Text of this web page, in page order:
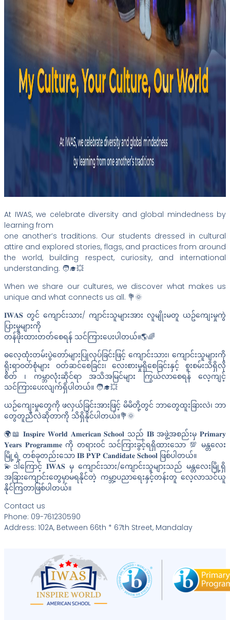
At IWAS, we celebrate diversity and global mindedness by
learning from
one another’s traditions. Our students dressed in cultural
attire and explored stories, flags, and practices from around
the world, building respect, curiosity, and international
understanding. 🧑‍🎓💥
When we share our cultures, we discover what makes us
unique and what connects us all. 💐🌞
𝐈𝐖𝐀𝐒 တွင် ကျောင်းသား/ ကျာင်းသူများအား လူမျိုးမတူ ယဥ်ကျေးမှုကွဲ
ပြားမှုများကို
တန်ဖိုးထားတတ်စေရန် သင်ကြားပေးပါတယ်။🌎🌈
ဓလေ့ထုံးတမ်းပွဲတော်များပြုလုပ်ခြင်းဖြင့် ကျောင်းသား၊ ကျောင်းသူများကို
ရိုးရာဝတ်စုံများ ဝတ်ဆင်စေခြင်း၊ လေးစားမှုရှိစေခြင်းနှင့် စူးစမ်းသိရှိလို
စိတ် ၊ ကမ္ဘာလုံးဆိုင်ရာ အသိအမြင်များ ကြွယ်လာစေရန် လေ့ကျင့်
သင်ကြားပေးလျက်ရှိပါတယ်။ 🧑‍🎓💥
ယဉ်ကျေးမှုတွေကို ဖလှယ်ခြင်းအားဖြင့် မိမိတို့တွင် ဘာတွေထူးခြားလဲ၊ ဘာ
တွေတူညီလဲဆိုတာကို သိရှိနိုင်ပါတယ်။💐🌞
🌍📖 𝐈𝐧𝐬𝐩𝐢𝐫𝐞 𝐖𝐨𝐫𝐥𝐝 𝐀𝐦𝐞𝐫𝐢𝐜𝐚𝐧 𝐒𝐜𝐡𝐨𝐨𝐥 သည် 𝐈𝐁 အဖွဲ့အစည်းမှ 𝐏𝐫𝐢𝐦𝐚𝐫𝐲
𝐘𝐞𝐚𝐫𝐬 𝐏𝐫𝐨𝐠𝐫𝐚𝐦𝐦𝐞 ကို တရားဝင် သင်ကြားခွင့်ရရှိထားသော 💯 မန္တလေး
မြို့ရဲ့ တစ်ခုတည်းသော 𝐈𝐁 𝐏𝐘𝐏 𝐂𝐚𝐧𝐝𝐢𝐝𝐚𝐭𝐞 𝐒𝐜𝐡𝐨𝐨𝐥 ဖြစ်ပါတယ်။
💫ဒါကြောင့် 𝐈𝐖𝐀𝐒 မှ ကျောင်းသား/ကျောင်းသူများသည် မန္တ‌လေးမြို့ရှိ
အခြားကျောင်းတွေမှာမရနိုင်တဲ့ ကမ္ဘာ့ပညာရေးနှင့်တန်းတူ လေ့လာသင်ယူ
နိုင်ကြတာဖြစ်ပါတယ်။
Contact us
Phone: 09-761230590
Address: 102A, Between 66th * 67th Street, Mandalay